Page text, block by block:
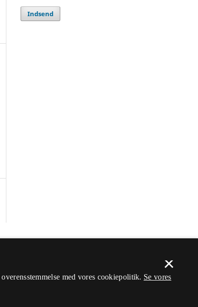
Indsend
×
med vores cookiepolitik. Se vores